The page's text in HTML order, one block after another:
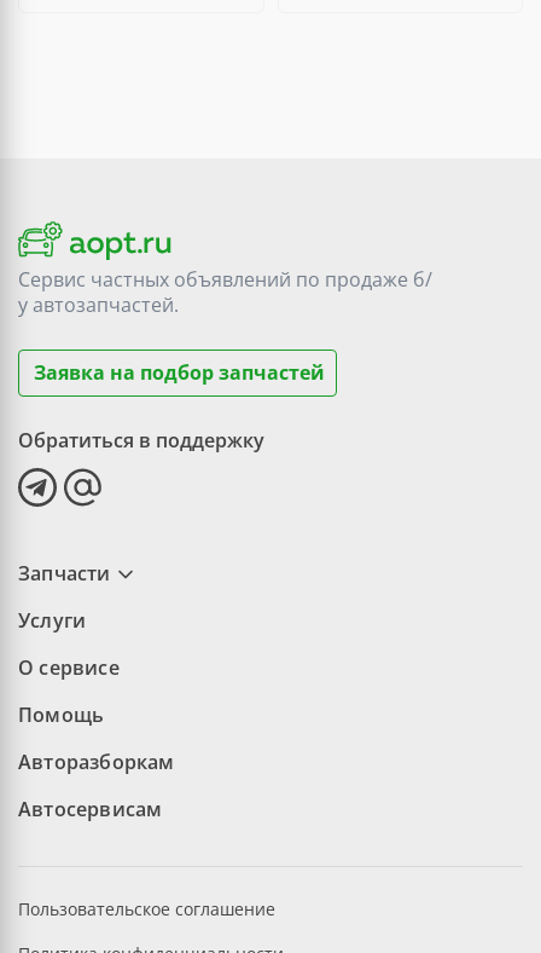
Сервис частных объявлений по продаже б/
уавтозапчастей.
Заявка на подбор запчастей
Обратиться в поддержку
Запчасти
Услуги
О сервисе
Помощь
Авторазборкам
Автосервисам
Пользовательское соглашение